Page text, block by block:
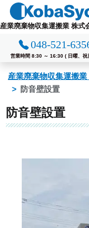
テ
ッ
プ
産業廃棄物収集運搬業 株式
048-521-
営業時間 8:30 ～ 16:30 ( 日曜、祝
産業廃棄物収集運搬
防音壁設置
防音壁設置